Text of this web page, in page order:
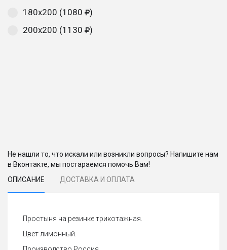
180х200 (1080
)
200х200 (1130
)
Не нашли то, что искали или возникли вопросы? Напишите нам
в Вконтакте, мы постараемся помочь Вам!
ОПИСАНИЕ
ДОСТАВКА И ОПЛАТА
Простыня на резинке трикотажная.
Цвет лимонный.